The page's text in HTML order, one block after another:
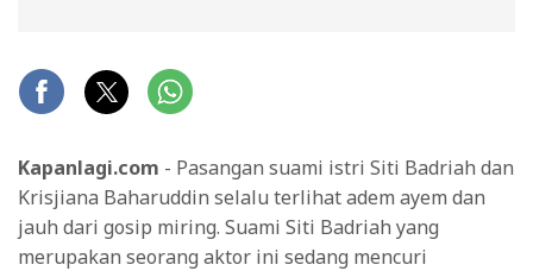
Kapanlagi.com - Pasangan suami istri Siti Badriah dan
Krisjiana Baharuddin selalu terlihat adem ayem dan
jauh dari gosip miring. Suami Siti Badriah yang
merupakan seorang aktor ini sedang mencuri